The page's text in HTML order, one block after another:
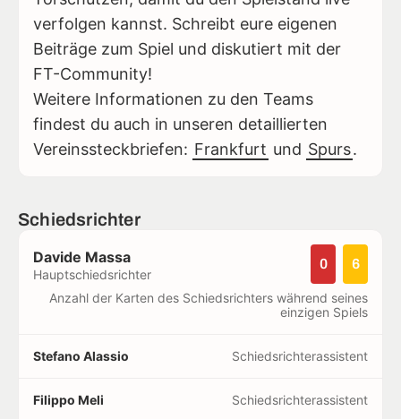
verfolgen kannst. Schreibt eure eigenen
Beiträge zum Spiel und diskutiert mit der
FT-Community!
Weitere Informationen zu den Teams
findest du auch in unseren detaillierten
Vereinssteckbriefen: Frankfurt und Spurs.
Schiedsrichter
Davide Massa
Hauptschiedsrichter
0 6
Anzahl der Karten des Schiedsrichters während seines
einzigen Spiels
Stefano Alassio Schiedsrichterassistent
Filippo Meli Schiedsrichterassistent